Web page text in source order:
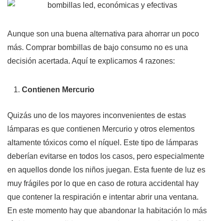
Aunque son una buena alternativa para ahorrar un poco
más. Comprar bombillas de bajo consumo no es una
decisión acertada. Aquí te explicamos 4 razones:
Contienen Mercurio
Quizás uno de los mayores inconvenientes de estas
lámparas es que contienen Mercurio y otros elementos
altamente tóxicos como el níquel. Este tipo de lámparas
deberían evitarse en todos los casos, pero especialmente
en aquellos donde los niños juegan. Esta fuente de luz es
muy frágiles por lo que en caso de rotura accidental hay
que contener la respiración e intentar abrir una ventana.
En este momento hay que abandonar la habitación lo más